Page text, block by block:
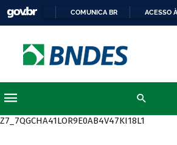
COMUNICA BR ACESSO
Z7_7QGCHA41LOR9E0AB4V47KI18L1